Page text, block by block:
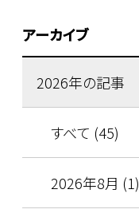
アーカイブ
2026年の記事
すべて (45)
2026年8月 (1)